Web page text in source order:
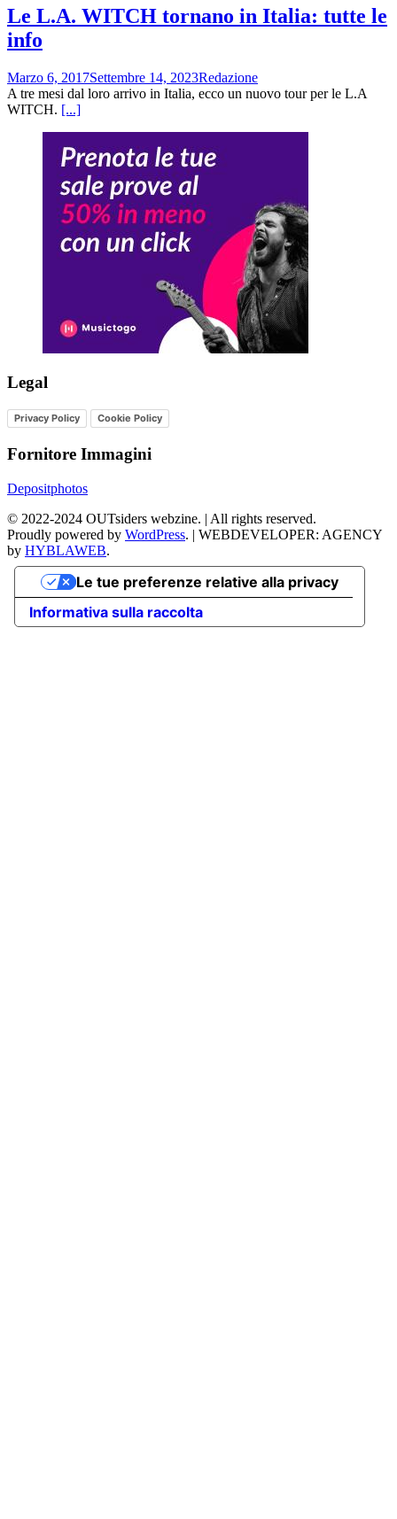
Le L.A. WITCH tornano in Italia: tutte le
info
Marzo 6, 2017Settembre 14, 2023Redazione
A tre mesi dal loro arrivo in Italia, ecco un nuovo tour per le L.A
WITCH. [...]
Legal
Privacy Policy Cookie Policy
Fornitore Immagini
Depositphotos
© 2022-2024 OUTsiders webzine. | All rights reserved.
Proudly powered by WordPress. | WEBDEVELOPER: AGENCY
by HYBLAWEB.
Informativa sulla raccolta
Le tue preferenze relative alla privacy